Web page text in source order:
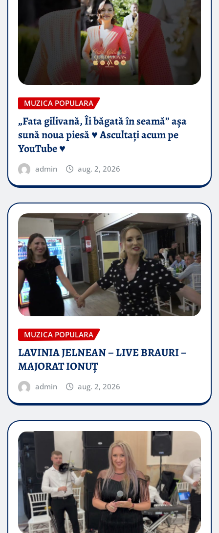
MUZICA POPULARA
„Fata gilivană, Îi băgată în seamă” așa
sună noua piesă ♥️ Ascultați acum pe
YouTube ♥️
admin aug. 2, 2026
MUZICA POPULARA
LAVINIA JELNEAN – LIVE BRAURI –
MAJORAT IONUŢ
admin aug. 2, 2026